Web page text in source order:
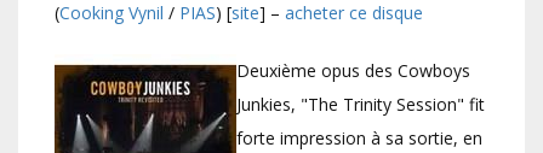
(Cooking Vynil / PIAS) [site] – acheter ce disque
Deuxième opus des Cowboys
Junkies, "The Trinity Session" fit
forte impression à sa sortie, en